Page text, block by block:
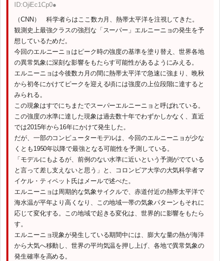
ID:OjiEc1Cp0●
（CNN） 科学者らはここ数カ月、熱帯太平洋を注視してきた。
観測史上最強クラスの強烈な「スーパー」エルニーニョの発生を予
想しているためだ。
今回のエルニーニョはピーク時の強度の基準を塗り替え、世界各地
の異常気象に深刻な影響をもたらす可能性があるようにみえる。
エルニーニョは今後数カ月の間に熱帯太平洋で急速に強まり、晩秋
から初冬にかけてピークを迎える頃には強度の上位段階に達すると
みられる。
この現象はすでにちまたでスーパーエルニーニョと呼ばれている。
この強度の水準に達した現象は過去数十年でわずかしかなく、直近
では2015年から16年にかけて発生した。
だが、一部のコンピューターモデルは、今回のエルニーニョが少な
くとも1950年以降で最強となる可能性を予測している。
「モデルにもよるが、前例のない水準に近いという予測がでている
と言って差し支えないと思う」と、コロンビア大学の大気科学者マ
イケル・ティペット氏はメールで述べた。
エルニーニョは周期的な気象サイクルで、赤道付近の熱帯太平洋で
海水温が平年より高くなり、この地域一帯の気象パターンもそれに
応じて変化する。この地域で起きる変化は、世界的に影響をもたら
す。
エルニーニョ現象が発生している期間中には、膨大な量の熱が海洋
から大気へ移動し、世界の平均気温を押し上げ、各地で異常気象の
発生確率を高める。